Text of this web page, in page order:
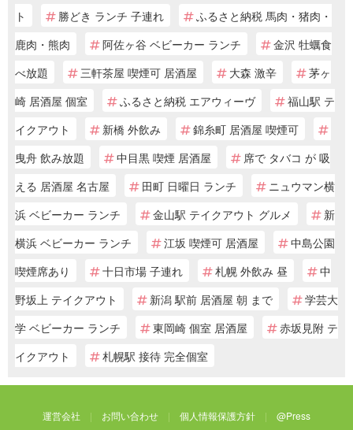
ト
勝どき ランチ 子連れ
ふるさと納税 馬肉・猪肉・
鹿肉・熊肉
阿佐ヶ谷 ベビーカー ランチ
金沢 牡蠣食
べ放題
三軒茶屋 喫煙可 居酒屋 大森 激辛
茅ヶ
崎 居酒屋 個室
ふるさと納税 エアウィーヴ
福山駅 テ
イクアウト
新橋 外飲み
錦糸町 居酒屋 喫煙可
曳舟 飲み放題
中目黒 喫煙 居酒屋
席で タバコ が 吸
える 居酒屋 名古屋
田町 日曜日 ランチ
ニュウマン横
浜 ベビーカー ランチ
金山駅 テイクアウト グルメ
新
横浜 ベビーカー ランチ
江坂 喫煙可 居酒屋
中島公園
喫煙席あり
十日市場 子連れ 札幌 外飲み 昼
中
野坂上 テイクアウト
新潟 駅前 居酒屋 朝 まで
学芸大
学 ベビーカー ランチ
東岡崎 個室 居酒屋
赤坂見附 テ
イクアウト
札幌駅 接待 完全個室
運営会社 お問い合わせ 個人情報保護方針 @Press